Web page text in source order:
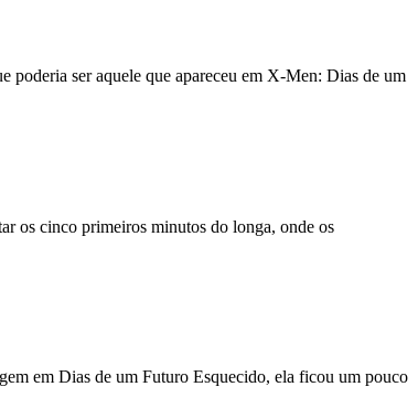
ser aquele que apareceu em X-Men: Dias de um
os cinco primeiros minutos do longa, onde os
em Dias de um Futuro Esquecido, ela ficou um pouco